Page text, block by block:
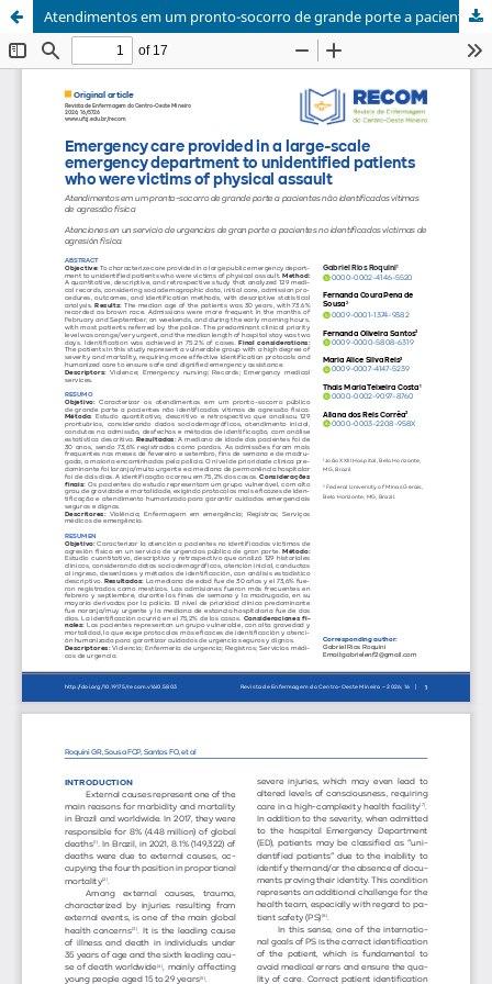
Atendimentos em um pronto-socorro de grande porte a pacientes não identificados vítimas de agressão física